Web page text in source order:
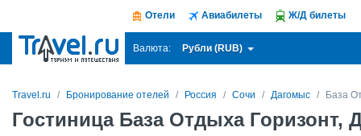
Отели Авиабилеты Ж/Д билеты
Валюта: Рубли (RUB)
Travel.ru Бронирование отелей Россия Сочи Дагомыс База
Гостиница База Отдыха Горизонт,